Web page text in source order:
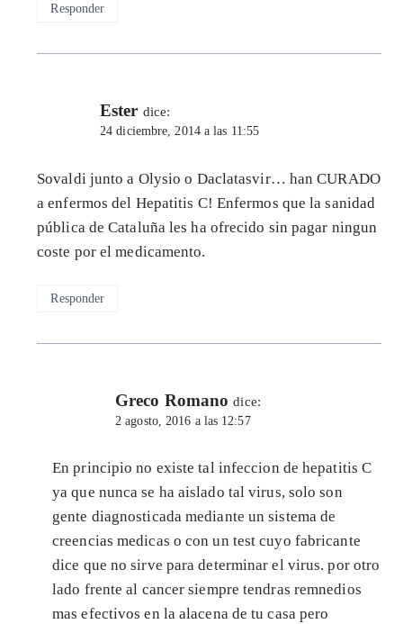
Responder
Ester dice:
24 diciembre, 2014 a las 11:55
Sovaldi junto a Olysio o Daclatasvir… han CURADO
a enfermos del Hepatitis C! Enfermos que la sanidad
pública de Cataluña les ha ofrecido sin pagar ningun
coste por el medicamento.
Responder
Greco Romano dice:
2 agosto, 2016 a las 12:57
En principio no existe tal infeccion de hepatitis C
ya que nunca se ha aislado tal virus, solo son
gente diagnosticada mediante un sistema de
creencias medicas o con un test cuyo fabricante
dice que no sirve para determinar el virus. por otro
lado frente al cancer siempre tendras remnedios
mas efectivos en la alacena de tu casa pero